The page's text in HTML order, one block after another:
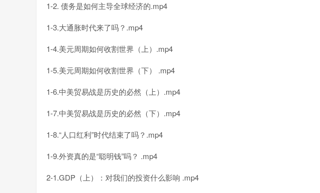
1-2. 债务是如何主导全球经济的.mp4
1-3.大通胀时代来了吗？.mp4
1-4.美元周期如何收割世界（上）.mp4
1-5.美元周期如何收割世界（下） .mp4
1-6.中美贸易战是历史的必然（上）.mp4
1-7.中美贸易战是历史的必然（下）.mp4
1-8.“人口红利”时代结束了吗？.mp4
1-9.外资真的是“聪明钱”吗？ .mp4
2-1.GDP（上）：对我们的投资什么影响 .mp4